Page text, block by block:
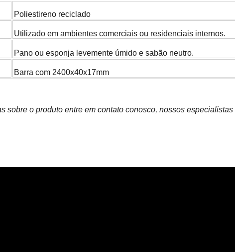
Poliestireno reciclado
Utilizado em ambientes comerciais ou residenciais internos.
Pano ou esponja levemente úmido e sabão neutro.
Barra com 2400x40x17mm
sobre o produto entre em contato conosco, nossos